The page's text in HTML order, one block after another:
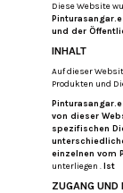
Diese Website
und der
INHALT
Auf dieser
Produkten und
von dieser
spezifischen
einzelnen vom
unterliegen . Ist
ZUGANG UND